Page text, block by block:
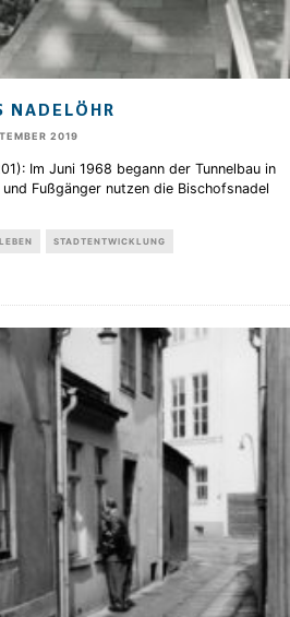
NADELÖHR
2019
Im Juni 1968 begann der Tunnelbau in
Fußgänger nutzen die Bischofsnadel
LEBEN STADTENTWICKLUNG